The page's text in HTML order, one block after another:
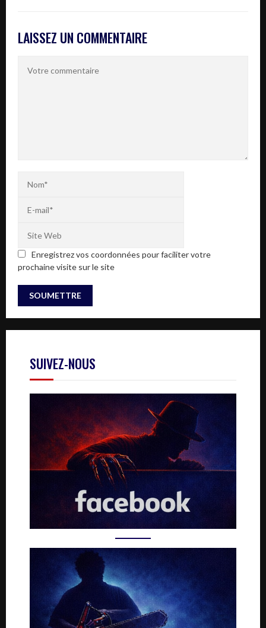
LAISSEZ UN COMMENTAIRE
Enregistrez vos coordonnées pour faciliter votre
prochaine visite sur le site
SUIVEZ-NOUS